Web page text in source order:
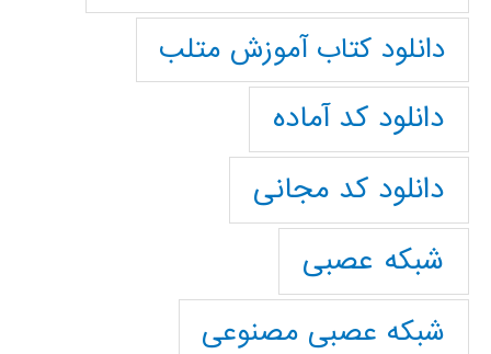
دانلود کتاب آموزش متلب
دانلود کد آماده
دانلود کد مجانی
شبکه عصبی
شبکه عصبی مصنوعی